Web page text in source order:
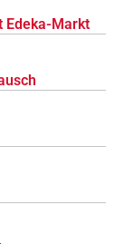
Edeka-Markt